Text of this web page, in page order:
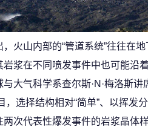
，火山内部的“管道系统”往往在
岩浆在不同喷发事件中也可能沿
大气科学系查尔斯·N·梅洛斯
，选择结构相对“简单”、以挥发
两次代表性爆发事件的岩浆晶体